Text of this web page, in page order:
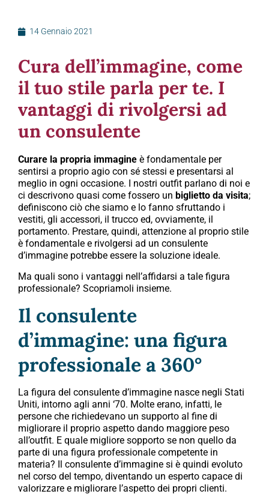
14 Gennaio 2021
Cura dell’immagine, come
il tuo stile parla per te. I
vantaggi di rivolgersi ad
un consulente
Curare la propria immagine è fondamentale per
sentirsi a proprio agio con sé stessi e presentarsi al
meglio in ogni occasione. I nostri outfit parlano di noi e
ci descrivono quasi come fossero un biglietto da visita;
definiscono ciò che siamo e lo fanno sfruttando i
vestiti, gli accessori, il trucco ed, ovviamente, il
portamento. Prestare, quindi, attenzione al proprio stile
è fondamentale e rivolgersi ad un consulente
d’immagine potrebbe essere la soluzione ideale.
Ma quali sono i vantaggi nell’affidarsi a tale figura
professionale? Scopriamoli insieme.
Il consulente
d’immagine: una figura
professionale a 360°
La figura del consulente d’immagine nasce negli Stati
Uniti, intorno agli anni ‘70. Molte erano, infatti, le
persone che richiedevano un supporto al fine di
migliorare il proprio aspetto dando maggiore peso
all’outfit. E quale migliore sopporto se non quello da
parte di una figura professionale competente in
materia? Il consulente d’immagine si è quindi evoluto
nel corso del tempo, diventando un esperto capace di
valorizzare e migliorare l’aspetto dei propri clienti.